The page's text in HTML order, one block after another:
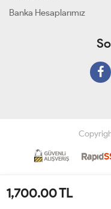
1,700.00TL
Banka Hesaplarımız